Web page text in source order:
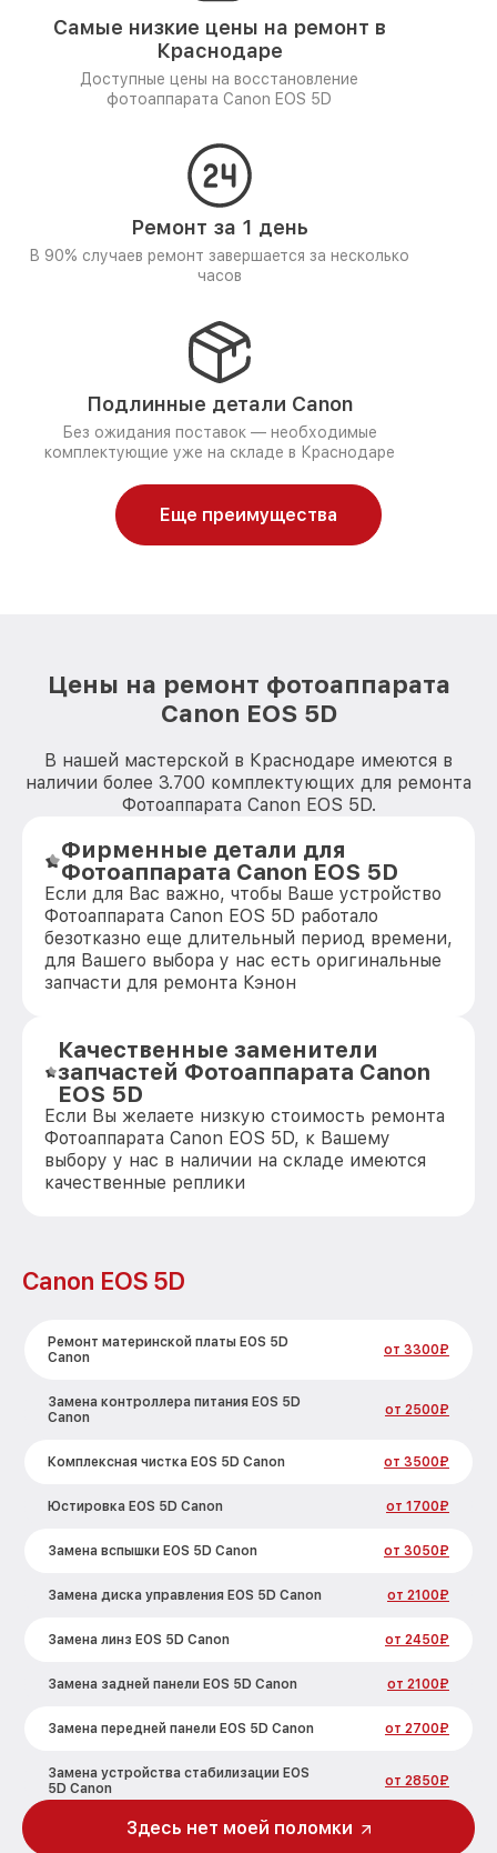
Самые низкие цены на ремонт в
Краснодаре
Доступные цены на восстановление
фотоаппарата Canon EOS 5D
Ремонт за 1 день
В 90% случаев ремонт завершается за несколько
часов
Подлинные детали Canon
Без ожидания поставок — необходимые
комплектующие уже на складе в Краснодаре
Еще преимущества
Цены на ремонт фотоаппарата
Canon EOS 5D
В нашей мастерской в Краснодаре имеются в
наличии более 3.700 комплектующих для ремонта
Фотоаппарата Canon EOS 5D.
Фирменные детали для
Фотоаппарата Canon EOS 5D
Если для Вас важно, чтобы Ваше устройство
Фотоаппарата Canon EOS 5D работало
безотказно еще длительный период времени,
для Вашего выбора у нас есть оригинальные
запчасти для ремонта Кэнон
Качественные заменители
запчастей Фотоаппарата Canon
EOS 5D
Если Вы желаете низкую стоимость ремонта
Фотоаппарата Canon EOS 5D, к Вашему
выбору у нас в наличии на складе имеются
качественные реплики
Canon EOS 5D
Ремонт материнской платы EOS 5D
Canon
от 3300₽
Замена контроллера питания EOS 5D
Canon
от 2500₽
Комплексная чистка EOS 5D Canon от 3500₽
Юстировка EOS 5D Canon от 1700₽
Замена вспышки EOS 5D Canon от 3050₽
Замена диска управления EOS 5D Canon от 2100₽
Замена линз EOS 5D Canon от 2450₽
Замена задней панели EOS 5D Canon от 2100₽
Замена передней панели EOS 5D Canon от 2700₽
Замена устройства стабилизации EOS
5D Canon
от 2850₽
Замена фокусировочного экрана EOS
Здесь нет моей поломки